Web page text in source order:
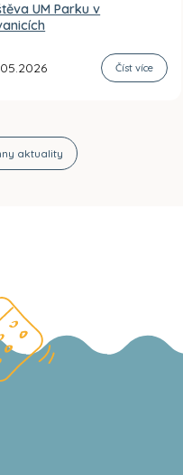
UM Parku v
Číst více
aktuality